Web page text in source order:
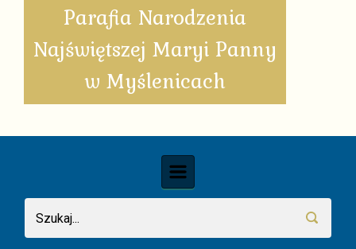
Parafia Narodzenia
Najświętszej Maryi Panny
w Myślenicach